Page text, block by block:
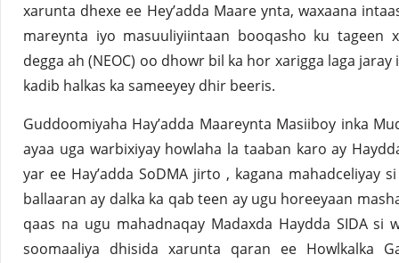
xarunta dhexe ee Hey’adda Maare ynta, waxaana
mareynta iyo masuuliyiintaan booqasho ku tageen
degga ah (NEOC) oo dhowr bil ka hor xarigga laga
kadib halkas ka sameeyey dhir beeris.
Guddoomiyaha Hay’adda Maareynta Masiiboy inka
ayaa uga warbixiyay howlaha la taaban karo ay
yar ee Hay’adda SoDMA jirto , kagana mahadceliyay
ballaaran ay dalka ka qab teen ay ugu horeeyaan
qaas na ugu mahadnaqay Madaxda Haydda SIDA si
soomaaliya dhisida xarunta qaran ee Howlkalka